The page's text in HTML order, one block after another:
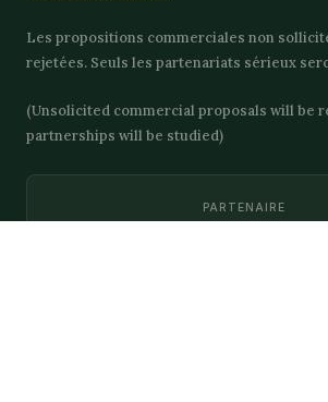
Les propositions commerciales non
rejetées. Seuls les partenariats sérieux
(Unsolicited commercial proposals will be
partnerships will be studied)
PARTENAIRE